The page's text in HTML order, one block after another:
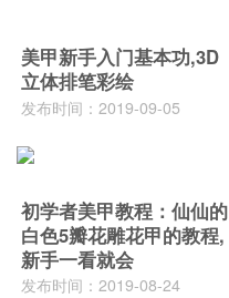
美甲新手入门基本功,3D
立体排笔彩绘
发布时间：2019-09-05
初学者美甲教程：仙仙的
白色5瓣花雕花甲的教程,
新手一看就会
发布时间：2019-08-24